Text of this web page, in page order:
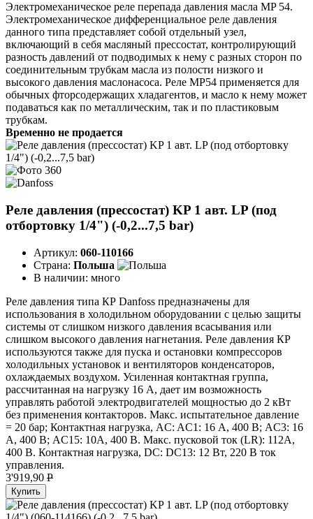
Электромеханическое реле перепада давления масла MP 54.
Электромеханическое дифференциальное реле давления
данного типа представляет собой отдельный узел,
включающий в себя масляный прессостат, контролирующий
разность давлений от подводимых к нему с разных сторон по
соединительным трубкам масла из полости низкого и
высокого давления маслонасоса. Реле МР54 применяется для
обычных фторсодержащих хладагентов, и масло к нему может
подаваться как по металлическим, так и по пластиковым
трубкам.
Временно не продается
Реле давления (прессостат) KP 1 авт. LP (под
отбортовку 1/4") (-0,2...7,5 bar)
Артикул: 060-110166
Страна: Польша
В наличии: много
Реле давления типа КР Danfoss предназначены для
использования в холодильном оборудовании с целью защиты
системы от слишком низкого давления всасывания или
слишком высокого давления нагнетания. Реле давления КР
используются также для пуска и остановки компрессоров
холодильных установок и вентиляторов конденсаторов,
охлаждаемых воздухом. Усиленная контактная группа,
рассчитанная на нагрузку 16 А, дает им возможность
управлять работой электродвигателей мощностью до 2 кВт
без применения контакторов. Макс. испытательное давление
= 20 бар; Контактная нагрузка, AC: AC1: 16 А, 400 В; AC3: 16
А, 400 В; AC15: 10А, 400 В. Макс. пусковой ток (LR): 112А,
400 В. Контактная нагрузка, DC: DC13: 12 Вт, 220 В ток
управления.
3'919,90 P
Купить